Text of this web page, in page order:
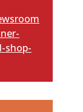
shop-